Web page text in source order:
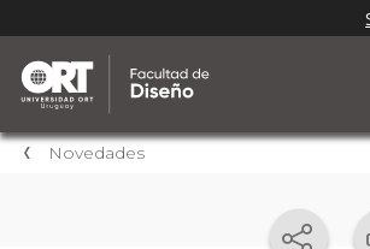
Novedades